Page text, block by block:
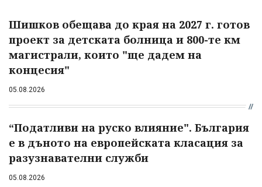
Шишков обещава до края на 2027 г. готов
проект за детската болница и 800-те км
магистрали, които "ще дадем на
концесия"
05.08.2026
“Податливи на руско влияние". България
е в дъното на европейската класация за
разузнавателни служби
05.08.2026